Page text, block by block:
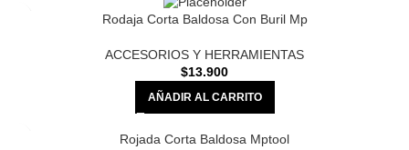
Rodaja Corta Baldosa Con Buril Mp
ACCESORIOS Y HERRAMIENTAS
$13.900
AÑADIR AL CARRITO
Rojada Corta Baldosa Mptool